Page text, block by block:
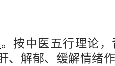
。按中医五行理论
、解郁、缓解情绪